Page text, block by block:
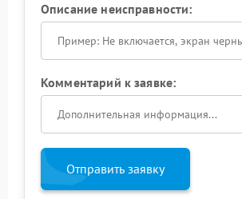
Описание неисправности:
Комментарий к заявке:
Отправить заявку